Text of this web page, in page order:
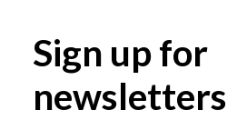
Sign up for
newsletters